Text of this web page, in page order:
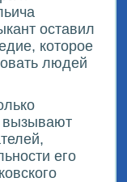
оставил
которое
людей
вызывают
его